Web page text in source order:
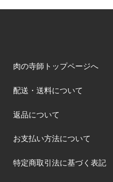
肉の寺師トップページへ
配送・送料について
返品について
お支払い方法について
特定商取引法に基づく表記